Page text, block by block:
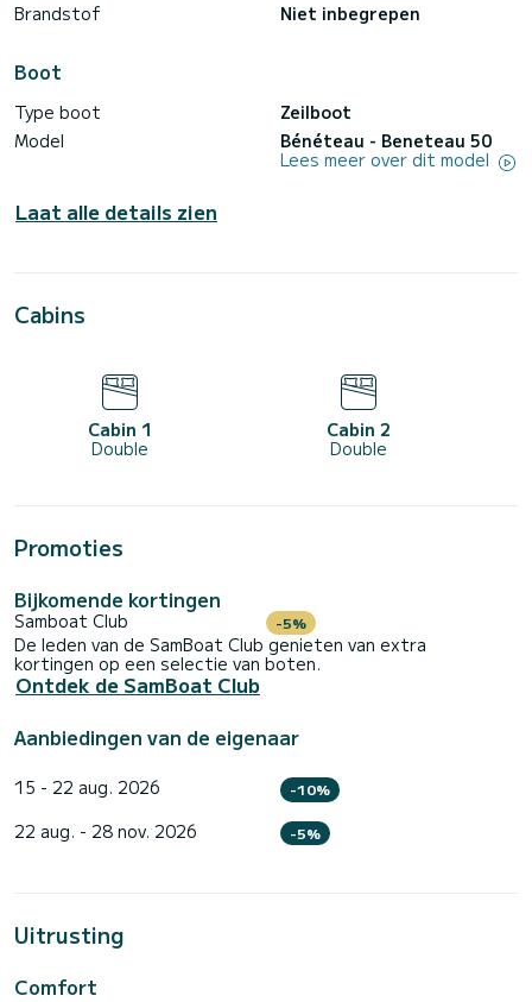
Brandstof
Niet inbegrepen
Boot
Type boot
Zeilboot
Model
Bénéteau - Beneteau 50
Lees meer over dit model
Laat alle details zien
Cabins
Cabin 1
Double
Cabin 2
Double
Promoties
Bijkomende kortingen
Samboat Club -5%
De leden van de SamBoat Club genieten van extra
kortingen op een selectie van boten.
Ontdek de SamBoat Club
Aanbiedingen van de eigenaar
15 - 22 aug. 2026 -10%
22 aug. - 28 nov. 2026 -5%
Uitrusting
Comfort